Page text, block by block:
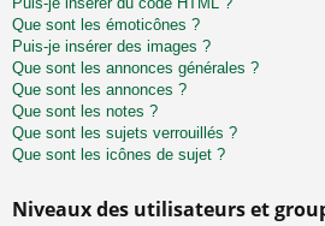
Que sont les émoticônes ?
Puis-je insérer des images ?
Que sont les annonces générales ?
Que sont les annonces ?
Que sont les notes ?
Que sont les sujets verrouillés ?
Que sont les icônes de sujet ?
Niveaux des utilisateurs et